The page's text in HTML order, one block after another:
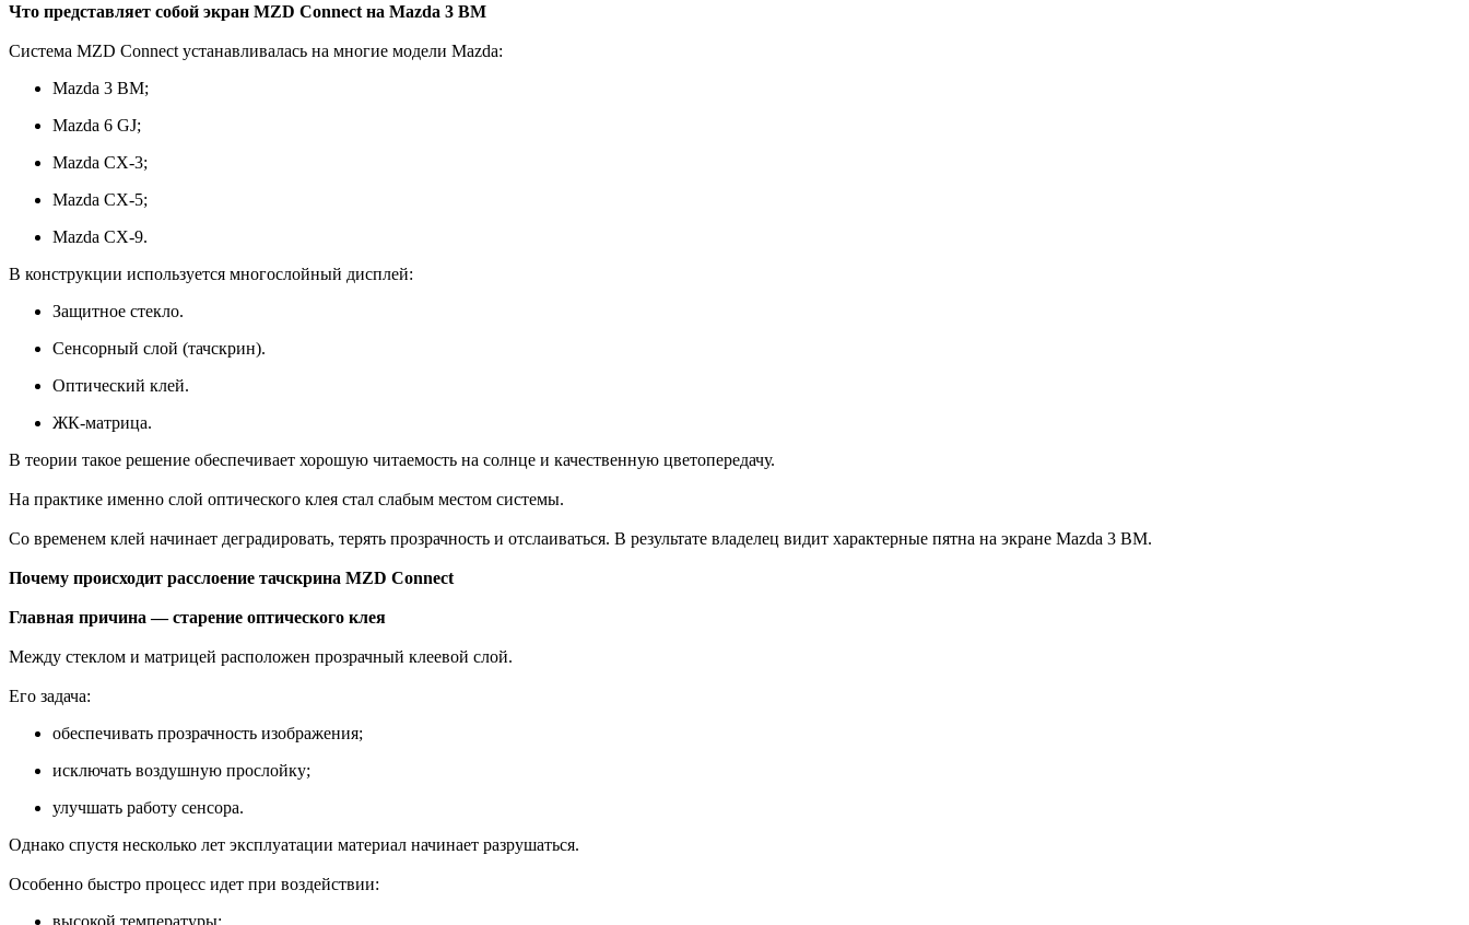
Что представляет собой экран MZD Connect на Mazda 3 BM
Система MZD Connect устанавливалась на многие модели Mazda:
Mazda 3 BM;
Mazda 6 GJ;
Mazda CX-3;
Mazda CX-5;
Mazda CX-9.
В конструкции используется многослойный дисплей:
Защитное стекло.
Сенсорный слой (тачскрин).
Оптический клей.
ЖК-матрица.
В теории такое решение обеспечивает хорошую читаемость на солнце и качественную цветопередачу.
На практике именно слой оптического клея стал слабым местом системы.
Со временем клей начинает деградировать, терять прозрачность и отслаиваться. В результате владелец видит характерные пятна на экране Mazda 3 BM.
Почему происходит расслоение тачскрина MZD Connect
Главная причина — старение оптического клея
Между стеклом и матрицей расположен прозрачный клеевой слой.
Его задача:
обеспечивать прозрачность изображения;
исключать воздушную прослойку;
улучшать работу сенсора.
Однако спустя несколько лет эксплуатации материал начинает разрушаться.
Особенно быстро процесс идет при воздействии:
высокой температуры;